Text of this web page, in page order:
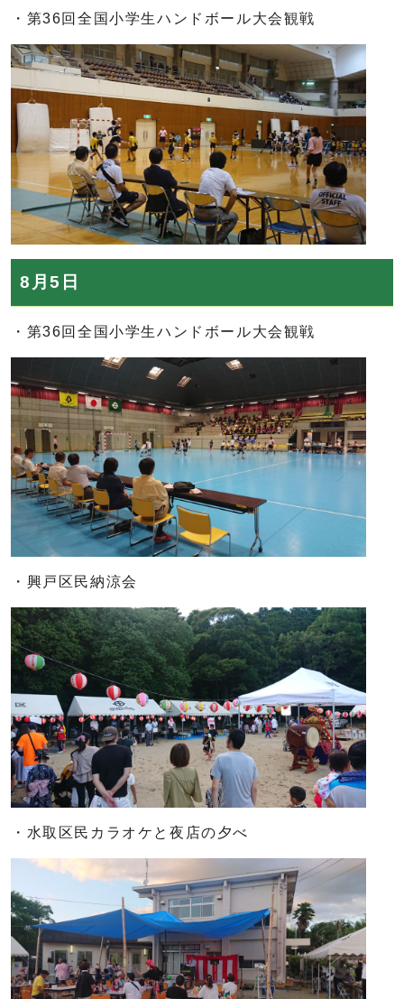
・第36回全国小学生ハンドボール大会観戦
8月5日
・第36回全国小学生ハンドボール大会観戦
・興戸区民納涼会
・水取区民カラオケと夜店の夕べ